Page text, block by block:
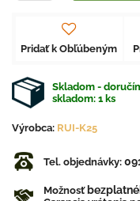
Pridať k Obľúbeným
Skladom -
skladom: 1 ks
Výrobca: RUI-K25
Tel. objednávky:
Možnosť